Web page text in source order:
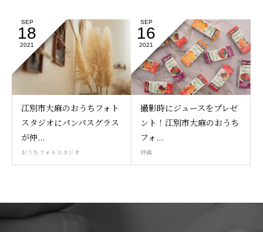
SEP
18
2021
江別市大麻のおうちフォト
スタジオにパンパスグラス
が仲...
おうちフォトスタジオ
SEP
16
2021
撮影時にジュースをプレゼ
ント！江別市大麻のおうち
フォ...
特典